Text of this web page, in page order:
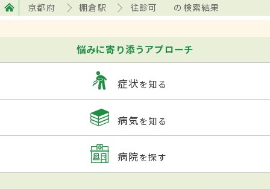
京都府 棚倉駅 往診可 の検索結果
悩みに寄り添うアプローチ
症状を知る
病気を知る
病院を探す